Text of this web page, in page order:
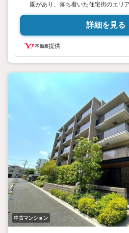
園があり、落ち着いた住宅街のエリア
駅前には東急ストア、大倉山エルム
パー・飲食店・ドラッグストアが揃
アクセス面では、東横線を利用して
中目黒や渋谷にも出やすい環境です。
詳細を見る
提供
中古マンション